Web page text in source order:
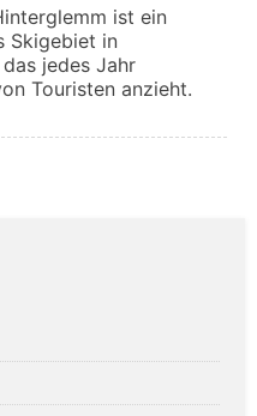
ist ein
Skigebiet in
jedes Jahr
Touristen anzieht.